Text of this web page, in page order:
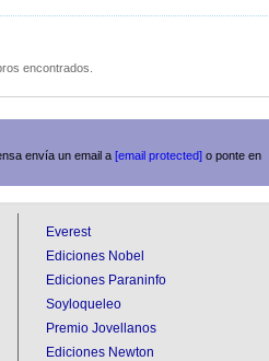
encontrados.
envía un email a [email protected]o ponte en
Everest
Ediciones Nobel
Ediciones Paraninfo
Soyloqueleo
Premio Jovellanos
Ediciones Newton